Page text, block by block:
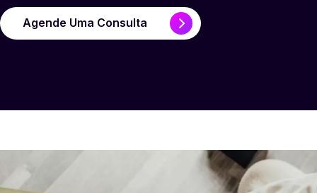
Agende Uma Consulta